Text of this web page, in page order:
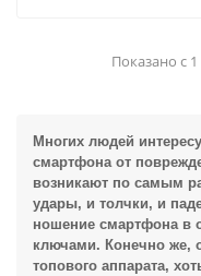
Показано с
Многих людей
смартфона от
возникают по самым
удары, и толчки, и
ношение смартфона в
ключами. Конечно же,
топового аппарата,